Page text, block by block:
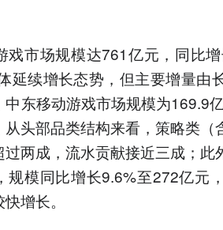
戏市场规模达761亿元，同比
延续增长态势，但主要增量由
东移动游戏市场规模为169.9
头部品类结构来看，策略类（
两成，流水贡献接近三成；此
规模同比增长9.6%至272亿元
增长。